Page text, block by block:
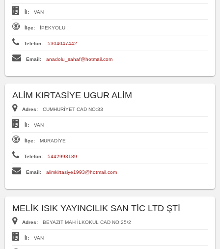
İl: VAN
İlçe: İPEKYOLU
Telefon: 5304047442
Email: anadolu_sahaf@hotmail.com
ALİM KIRTASİYE UGUR ALİM
Adres: CUMHURİYET CAD NO:33
İl: VAN
İlçe: MURADİYE
Telefon: 5442993189
Email: alimkirtasiye1993@hotmail.com
MELİK ISIK YAYINCILIK SAN TİC LTD ŞTİ
Adres: BEYAZIT MAH İLKOKUL CAD NO:25/2
İl: VAN